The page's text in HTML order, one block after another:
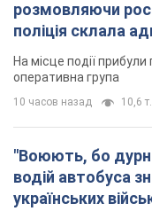
українських
Відео
та образ військових
"Не слідкує за
Києві
образив жінку
розгорівся